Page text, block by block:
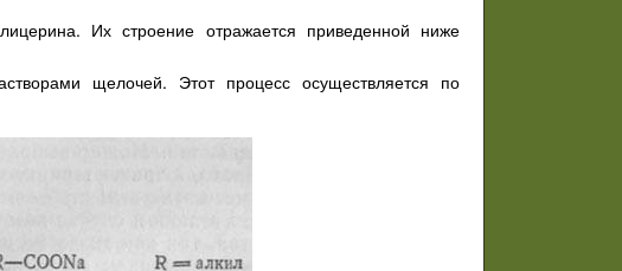
Их строение отражается приведенной ниже
щелочей. Этот процесс осуществляется по